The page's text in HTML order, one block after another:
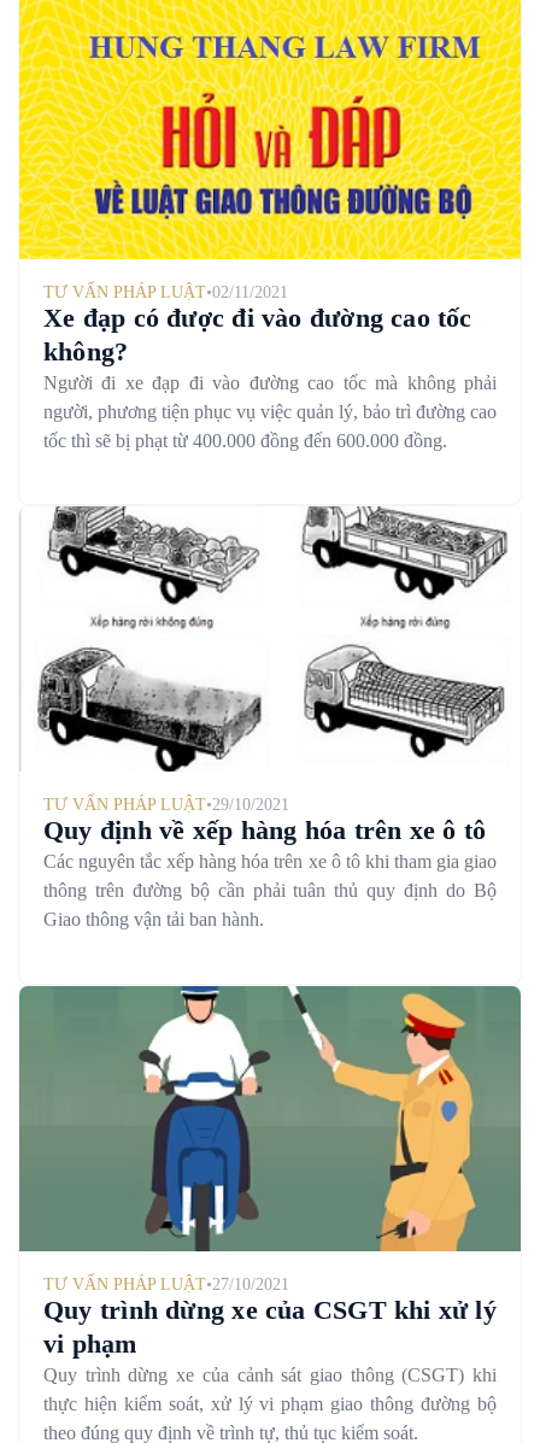
ty giải trình giúp em về nồng độ cồn trong kết quả xét
nghiệm máu của em trai em
TƯ VẤN PHÁP LUẬT•02/11/2021
Xe đạp có được đi vào đường cao tốc
không?
Người đi xe đạp đi vào đường cao tốc mà không phải
người, phương tiện phục vụ việc quản lý, bảo trì đường cao
tốc thì sẽ bị phạt từ 400.000 đồng đến 600.000 đồng.
TƯ VẤN PHÁP LUẬT•29/10/2021
Quy định về xếp hàng hóa trên xe ô tô
Các nguyên tắc xếp hàng hóa trên xe ô tô khi tham gia giao
thông trên đường bộ cần phải tuân thủ quy định do Bộ
Giao thông vận tải ban hành.
TƯ VẤN PHÁP LUẬT•27/10/2021
Quy trình dừng xe của CSGT khi xử lý
vi phạm
Quy trình dừng xe của cảnh sát giao thông (CSGT) khi
thực hiện kiểm soát, xử lý vi phạm giao thông đường bộ
theo đúng quy định về trình tự, thủ tục kiểm soát.